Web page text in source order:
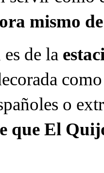
mismo
de la
o
que El